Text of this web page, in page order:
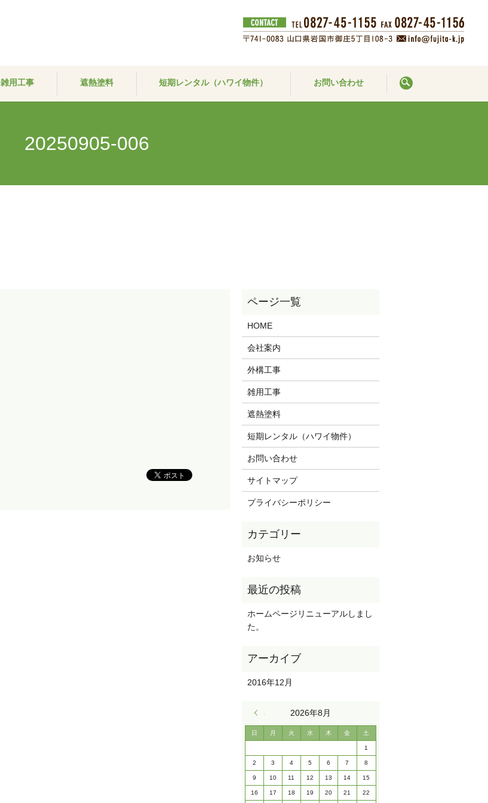
雑用工事 遮熱塗料 短期レンタル（ハワイ物件） お問い合わせ
20250905-006
HOME
会社案内
外構工事
雑用工事
遮熱塗料
短期レンタル（ハワイ物件）
お問い合わせ
サイトマップ
プライバシーポリシー
お知らせ
ホームページリニューアルしまし
た。
2016年12月
2026年8月
日 月 火 水 木 金 土
1
2 3 4 5 6 7 8
9 10 11 12 13 14 15
16 17 18 19 20 21 22